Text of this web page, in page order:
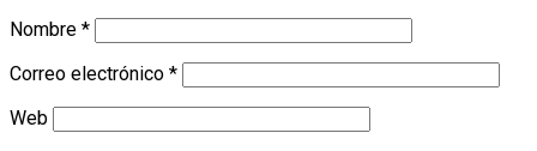
Nombre *
Correo electrónico *
Web